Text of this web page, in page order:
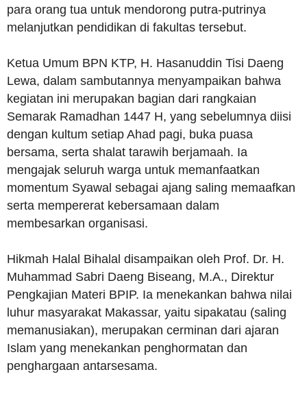
para orang tua untuk mendorong putra-putrinya
melanjutkan pendidikan di fakultas tersebut.
Ketua Umum BPN KTP, H. Hasanuddin Tisi Daeng
Lewa, dalam sambutannya menyampaikan bahwa
kegiatan ini merupakan bagian dari rangkaian
Semarak Ramadhan 1447 H, yang sebelumnya diisi
dengan kultum setiap Ahad pagi, buka puasa
bersama, serta shalat tarawih berjamaah. Ia
mengajak seluruh warga untuk memanfaatkan
momentum Syawal sebagai ajang saling memaafkan
serta mempererat kebersamaan dalam
membesarkan organisasi.
Hikmah Halal Bihalal disampaikan oleh Prof. Dr. H.
Muhammad Sabri Daeng Biseang, M.A., Direktur
Pengkajian Materi BPIP. Ia menekankan bahwa nilai
luhur masyarakat Makassar, yaitu sipakatau (saling
memanusiakan), merupakan cerminan dari ajaran
Islam yang menekankan penghormatan dan
penghargaan antarsesama.